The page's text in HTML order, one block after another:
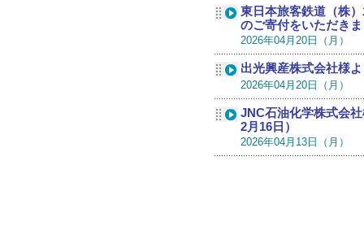
東日本旅客鉄道（株
のご寄付をいただき
2026年04月20日（月）
出光興産株式会社様
2026年04月20日（月）
JNC石油化学株式会
2月16日）
2026年04月13日（月）